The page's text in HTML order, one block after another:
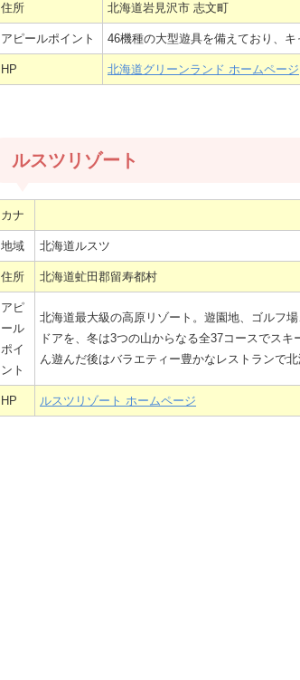
住所 北海道岩見沢市 志文町
アピールポイント 46機種の大型遊具を備えており、
HP 北海道グリーンランド ホームページ
ルスツリゾート
カナ
地域 北海道ルスツ
住所 北海道虻田郡留寿都村
アピ
ール
ポイ
ント
北海道最大級の高原リゾート。遊園地、ゴルフ
ドアを、冬は3つの山からなる全37コースでス
ん遊んだ後はバラエティー豊かなレストランで
HP ルスツリゾート ホームページ